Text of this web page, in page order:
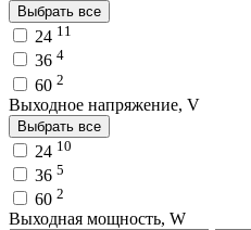
Выбрать все
24 11
36 4
60 2
Выходное напряжение, V
Выбрать все
24 10
36 5
60 2
Выходная мощность, W